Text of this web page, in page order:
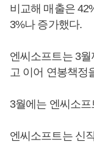
비교해 매출은
3%나 증가했다.
엔씨소프트는 3
고 이어 연봉책정
3월에는 엔씨소
엔씨소프트는 신